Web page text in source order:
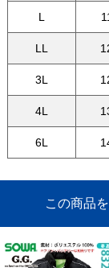
L
LL
3L
4L
6L
この商品